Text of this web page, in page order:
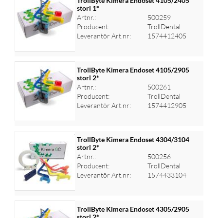
Logga in för priser
storl 1*
Artnr.:
500259
Producent:
TrollDental
Leverantör Art.nr:
1574412405
Logga in för priser
TrollByte Kimera Endoset 4105/2905
storl 2*
Artnr.:
500261
Producent:
TrollDental
Leverantör Art.nr:
1574412905
Logga in för priser
TrollByte Kimera Endoset 4304/3104
storl 2*
Artnr.:
500256
Producent:
TrollDental
Leverantör Art.nr:
1574433104
TrollByte Kimera Endoset 4305/2905